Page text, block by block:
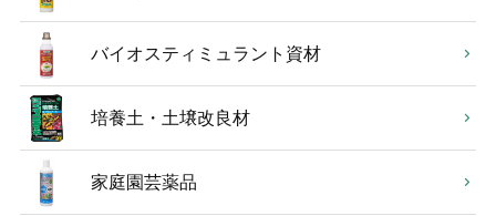
バイオスティミュラント資材
培養土・土壌改良材
家庭園芸薬品